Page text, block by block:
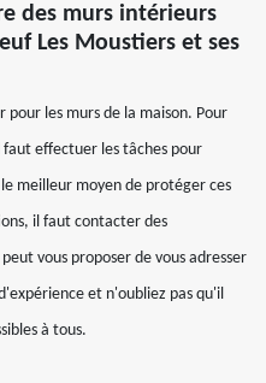
des murs intérieurs
Les Moustiers et ses
les murs de la maison. Pour
effectuer les tâches pour
meilleur moyen de protéger ces
il faut contacter des
vous proposer de vous adresser
et n'oubliez pas qu'il
à tous.